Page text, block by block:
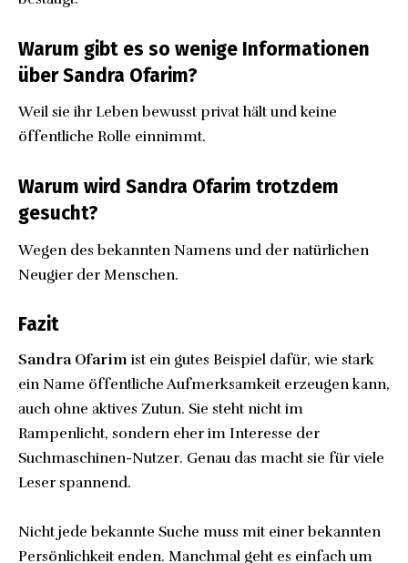
Warum gibt es so wenige Informationen
über Sandra Ofarim?
Weil sie ihr Leben bewusst privat hält und keine
öffentliche Rolle einnimmt.
Warum wird Sandra Ofarim trotzdem
gesucht?
Wegen des bekannten Namens und der natürlichen
Neugier der Menschen.
Fazit
Sandra Ofarim ist ein gutes Beispiel dafür, wie stark
ein Name öffentliche Aufmerksamkeit erzeugen kann,
auch ohne aktives Zutun. Sie steht nicht im
Rampenlicht, sondern eher im Interesse der
Suchmaschinen-Nutzer. Genau das macht sie für viele
Leser spannend.
Nicht jede bekannte Suche muss mit einer bekannten
Persönlichkeit enden. Manchmal geht es einfach um